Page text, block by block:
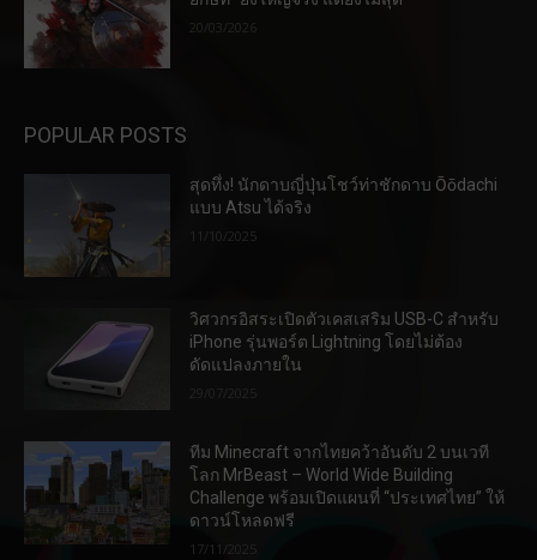
20/03/2026
POPULAR POSTS
สุดทึ่ง! นักดาบญี่ปุ่นโชว์ท่าชักดาบ Ōōdachi
แบบ Atsu ได้จริง
11/10/2025
วิศวกรอิสระเปิดตัวเคสเสริม USB-C สำหรับ
iPhone รุ่นพอร์ต Lightning โดยไม่ต้อง
ดัดแปลงภายใน
ทีม Minecraft จากไทยคว้าอันดับ 2 บนเวที
โลก MrBeast – World Wide Building
Challenge พร้อมเปิดแผนที่ “ประเทศไทย” ให้
ดาวน์โหลดฟรี
17/11/2025